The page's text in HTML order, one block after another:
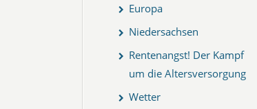
Europa
Niedersachsen
Rentenangst! Der Kampf
um die Altersversorgung
Wetter